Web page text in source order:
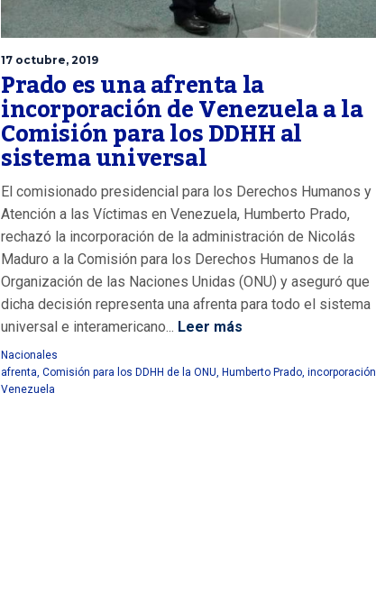
17 octubre, 2019
Prado es una afrenta la
incorporación de Venezuela a la
Comisión para los DDHH al
sistema universal
El comisionado presidencial para los Derechos Humanos y
Atención a las Víctimas en Venezuela, Humberto Prado,
rechazó la incorporación de la administración de Nicolás
Maduro a la Comisión para los Derechos Humanos de la
Organización de las Naciones Unidas (ONU) y aseguró que
dicha decisión representa una afrenta para todo el sistema
universal e interamericano... Leer más
Nacionales
afrenta Comisión para los DDHH de la ONU Humberto Prado incorporación
Venezuela